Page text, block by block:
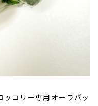
コリー専用オーラパッ